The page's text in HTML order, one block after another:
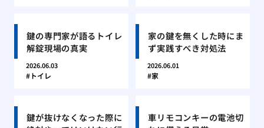
鍵の専門家が語るトイレ
解錠現場の真実
2026.06.03
トイレ
家の鍵を無くした時にま
ず実践すべき対処法
2026.06.01
家
鍵が抜けなくなった際に
車リモコンキーの電池切